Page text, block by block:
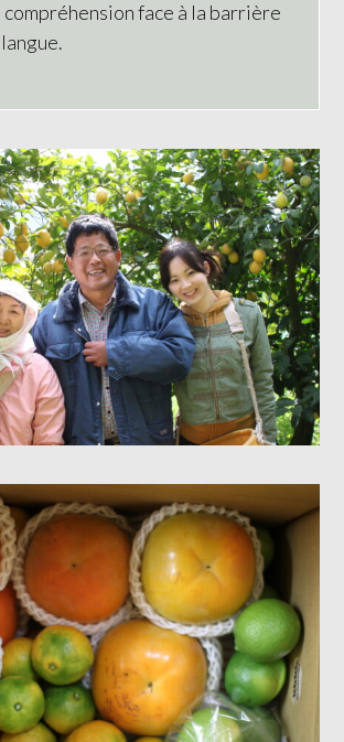
compréhension face à la barrière